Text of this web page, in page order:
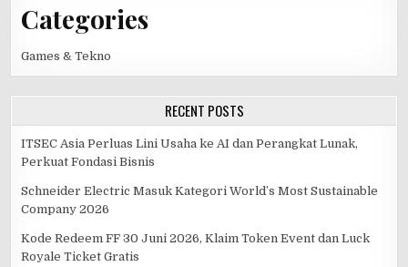
Categories
Games & Tekno
RECENT POSTS
ITSEC Asia Perluas Lini Usaha ke AI dan Perangkat Lunak,
Perkuat Fondasi Bisnis
Schneider Electric Masuk Kategori World’s Most Sustainable
Company 2026
Kode Redeem FF 30 Juni 2026, Klaim Token Event dan Luck
Royale Ticket Gratis